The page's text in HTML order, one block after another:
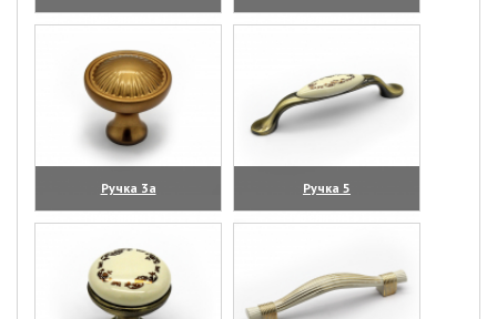
(увеличить)
(увеличить)
Ручка 3а
(увеличить)
Ручка 5
(увеличить)